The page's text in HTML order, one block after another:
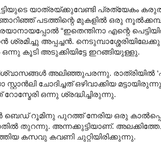
യാത്രയ്ക്കുവേണ്ടി പ്രത്യേകം
പടത്തിന്റെ മുകളിൽ ഒരു നൂൽക്കമ്പി
“ഇതെന്തിനാ എന്റെ
ശ്രമിച്ചു അപ്പച്ചൻ.
കൂടി അടുക്കിയിട്ടേ ഇറങ്ങിയുള്ളു.
അലിഞ്ഞുപരന്നു. രാത്രിയിൽ
ചോദിച്ചത് ഒഴിവാക്കിയ
ഒന്നു ശ്രദ്ധിച്ചിരുന്നു.
റൂമിനു പുറത്ത് നേരിയ ഒരു
തുറന്നു. അന്നക്കുട്ടിയാണ്.
കസവു കവണി ചുറ്റിയിരിക്കുന്നു.